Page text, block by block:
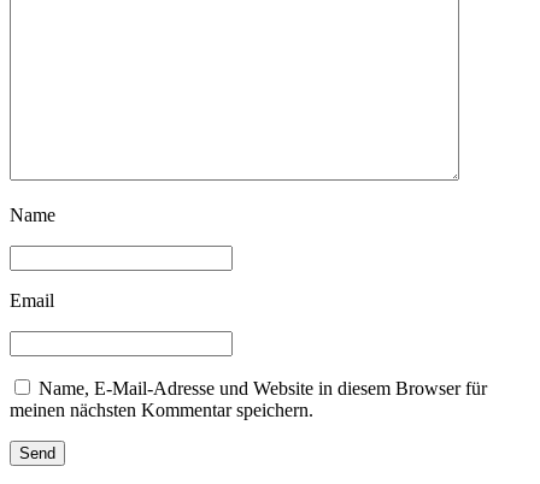
Name
Email
Name, E-Mail-Adresse und Website in diesem Browser für
meinen nächsten Kommentar speichern.